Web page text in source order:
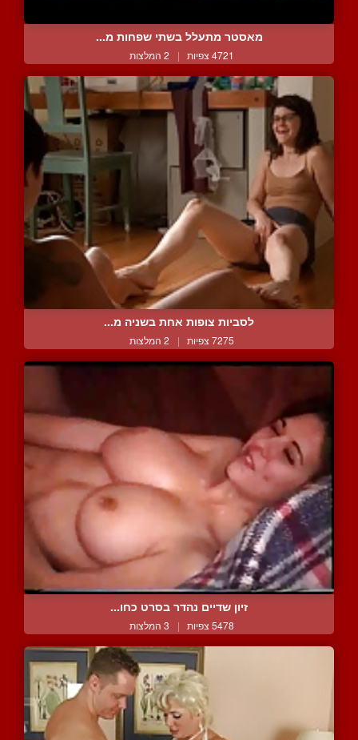
מאסטר מתעלל בשתי שפחות מ...
4721 צפיות | 2 המלצות
לסביות צופות אחת בשניה מ...
7275 צפיות | 2 המלצות
זיון שדיים נהדר בסרט כחו...
5478 צפיות | 3 המלצות